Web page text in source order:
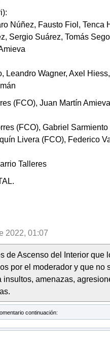
Núñez, Fausto Fiol, Tenca
Sergio Suárez, Tomás
Leandro Wagner, Axel
(FCO), Juan Martín
(FCO), Gabriel
Livera (FCO), Federico
Talleres
2022, 01:07
de Ascenso del Interior que
por el moderador y que no
insultos, amenazas,
continuación: